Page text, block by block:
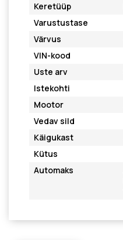
Keretüüp
Varustustase
Värvus
VIN-kood
Uste arv
Istekohti
Mootor
Vedav sild
Käigukast
Kütus
Automaks